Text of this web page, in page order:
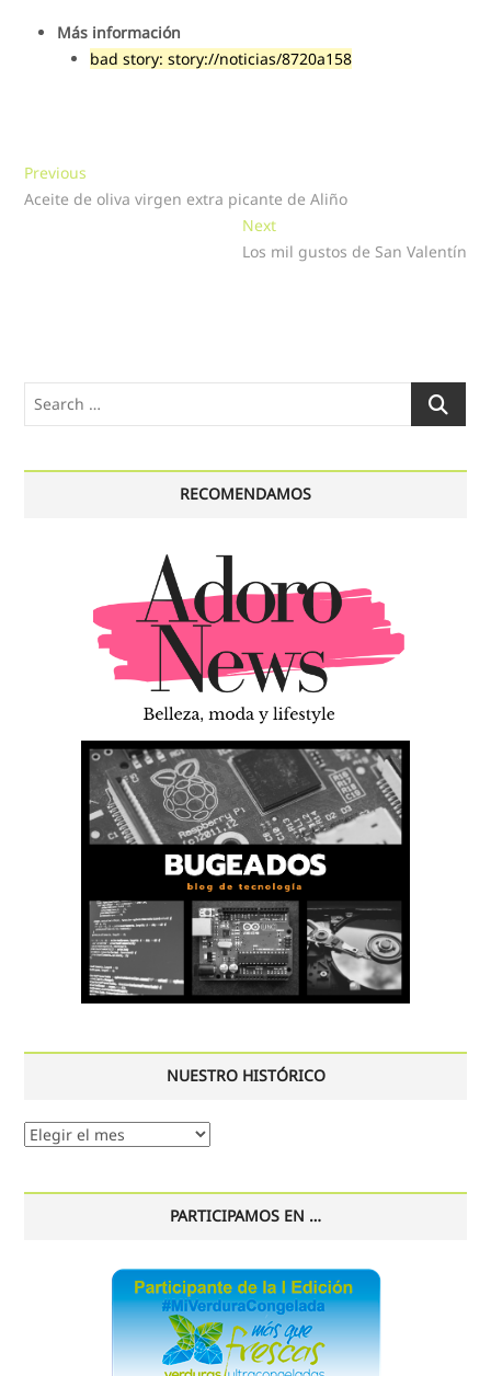
Más información
bad story: story://noticias/8720a158
Navegación
de
Previous
post:
Aceite de oliva virgen extra picante de Aliño
NextNext
post:
Los mil gustos de San Valentín
Search
RECOMENDAMOS
NUESTRO HISTÓRICO
Nuestro
PARTICIPAMOS EN …